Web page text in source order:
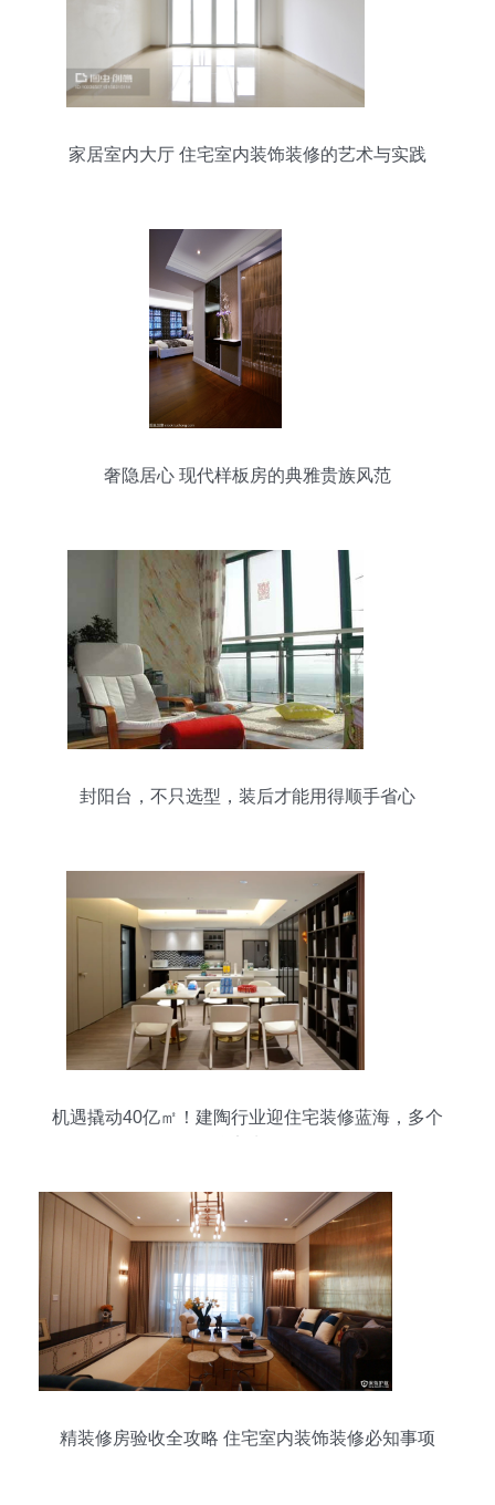
家居室内大厅 住宅室内装饰装修的艺术与实践
奢隐居心 现代样板房的典雅贵族风范
封阳台，不只选型，装后才能用得顺手省心
机遇撬动40亿㎡！建陶行业迎住宅装修蓝海，多个
精装修房验收全攻略 住宅室内装饰装修必知事项